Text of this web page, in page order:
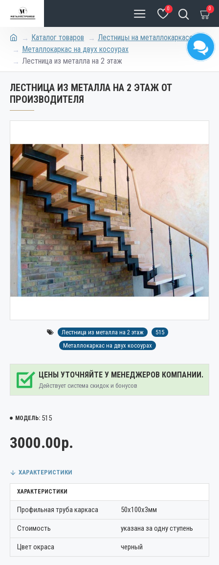
0 0
Каталог товаров
Лестницы на металлокаркасе
Металлокаркас на двух косоурах
Лестница из металла на 2 этаж
ЛЕСТНИЦА ИЗ МЕТАЛЛА НА 2 ЭТАЖ ОТ
ПРОИЗВОДИТЕЛЯ
Лестница из металла на 2 этаж
515
Металлокаркас на двух косоурах
ЦЕНЫ УТОЧНЯЙТЕ У МЕНЕДЖЕРОВ КОМПАНИИ.
Действует система скидок и бонусов
МОДЕЛЬ: 515
3000.00р.
ХАРАКТЕРИСТИКИ
ХАРАКТЕРИСТИКИ
Профильная труба каркаса 50х100х3мм
Стоимость указана за одну ступень
Цвет окраса черный